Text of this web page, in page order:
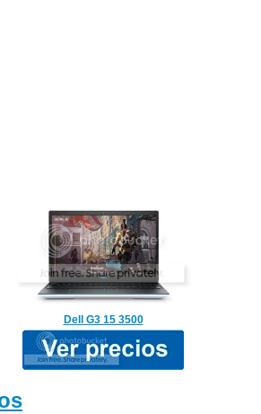
Dell G3 15 3500